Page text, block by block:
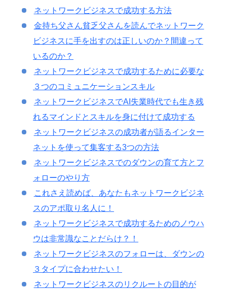
ネットワークビジネスで成功する方法
金持ち父さん貧乏父さんを読んでネットワーク
ビジネスに手を出すのは正しいのか？間違って
いるのか？
ネットワークビジネスで成功するために必要な
３つのコミュニケーションスキル
ネットワークビジネスでAI失業時代でも生き残
れるマインドとスキルを身に付けて成功する
ネットワークビジネスの成功者が語るインター
ネットを使って集客する3つの方法
ネットワークビジネスでのダウンの育て方とフ
ォローのやり方
これさえ読めば、あなたもネットワークビジネ
スのアポ取り名人に！
ネットワークビジネスで成功するためのノウハ
ウは非常識なことだらけ？！
ネットワークビジネスのフォローは、ダウンの
３タイプに合わせたい！
ネットワークビジネスのリクルートの目的が